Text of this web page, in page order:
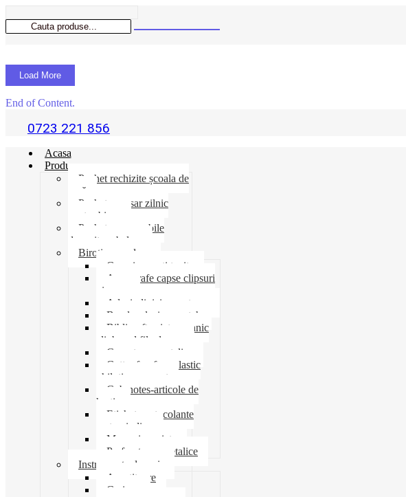
Load More
End of Content.
0723 221 856
Acasa
Produse
Pachet rechizite școala de
vară
Pachet necesar zilnic
pentru birou
Pachet consumabile
depozit-ambalare
Birotica-produse
Cosuri suporti tavite
Ace agrafe capse clipsuri
pioneze
Adeziv lipici corectoare
Banda adeziva-scotch
Biblioraft caiet mecanic
clipboard file dosare
Capsatoare metalice
Cutter foarfeca elastic
ghilotina magnet
Cub notes-articole de
hartie
Etichete autocolante
carton indigo
Mape si serviete
Perforatoare metalice
Instrumente de scris
Ascutitoare
Carioca